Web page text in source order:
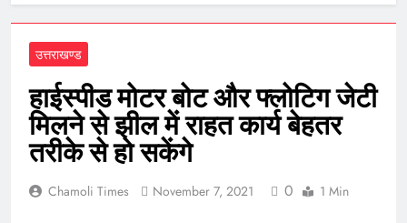
उत्तराखण्ड
हाईस्पीड मोटर बोट और फ्लोटिग जेटी
मिलने से झील में राहत कार्य बेहतर
तरीके से हो सकेंगे
Chamoli Times November 7, 2021 0 1 Min